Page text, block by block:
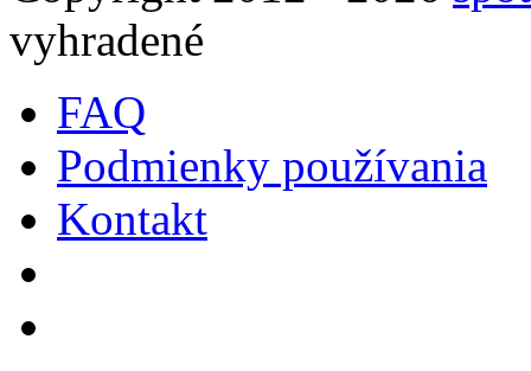
vyhradené
FAQ
Podmienky používania
Kontakt